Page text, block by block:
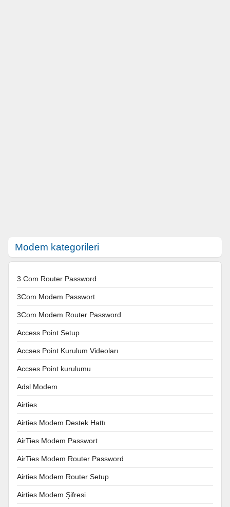
Modem kategorileri
3 Com Router Password
3Com Modem Passwort
3Com Modem Router Password
Access Point Setup
Accses Point Kurulum Videoları
Accses Point kurulumu
Adsl Modem
Airties
Airties Modem Destek Hattı
AirTies Modem Passwort
AirTies Modem Router Password
Airties Modem Router Setup
Airties Modem Şifresi